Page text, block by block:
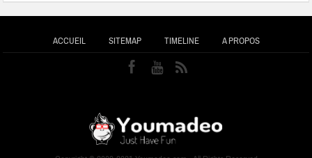
ACCUEIL SITEMAP TIMELINE A PROPOS